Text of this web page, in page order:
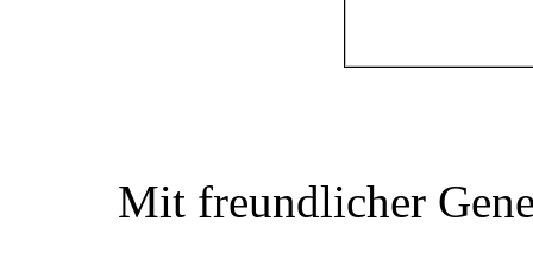
Mit freundlicher